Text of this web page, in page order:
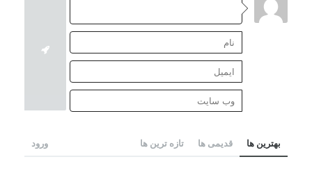
بهترین ها قدیمی ها تازه ترین ها ورود